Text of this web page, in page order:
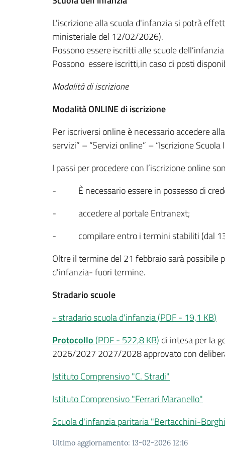
L'iscrizione alla scuola d'infanzia si potrà
ministeriale del 12/02/2026).
Possono essere iscritti alle scuole
Possono essere iscritti,in caso di posti
Modalità di iscrizione
Modalità ONLINE di iscrizione
Per iscriversi online è necessario accedere
servizi” – “Servizi online” – “Iscrizione Scuola
I passi per procedere con l’iscrizione online
- È necessario essere in possesso di
- accedere al portale Entranext;
- compilare entro i termini stabiliti (dal 13
Oltre il termine del 21 febbraio sarà possibile
d'infanzia- fuori termine.
Stradario scuole
- stradario scuola d'infanzia(PDF- 19,1 KB)
Protocollo (PDF- 522,8 KB) di intesa per la
2026/2027 2027/2028 approvato con
Istituto Comprensivo "C. Stradi"
Istituto Comprensivo "Ferrari Maranello"
Scuola d'infanzia paritaria "Bertacchini-
Ultimo aggiornamento: 13-02-2026 12:16